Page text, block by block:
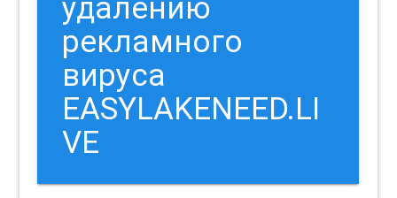
удалению
рекламного
вируса
EASYLAKENEED.LI
VE